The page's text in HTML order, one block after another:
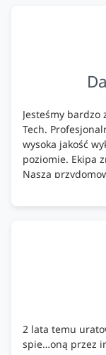
Jesteśmy bardzo
Tech.
wysoka jakość
poziomie. Ekipa
Nasza
całość została
ustaleniami. Z
ekologicznych
2 lata temu
spie…oną przez